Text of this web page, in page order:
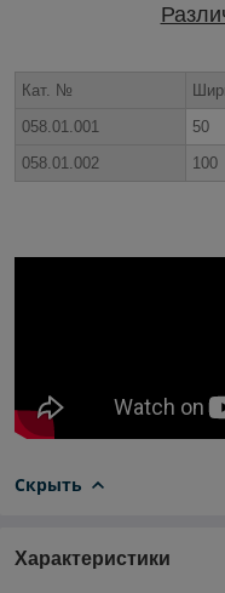
Кат. №
058.01.001
50
058.01.002
100
Скрыть
Характеристики